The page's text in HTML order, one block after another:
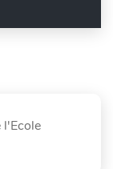
l'Ecole